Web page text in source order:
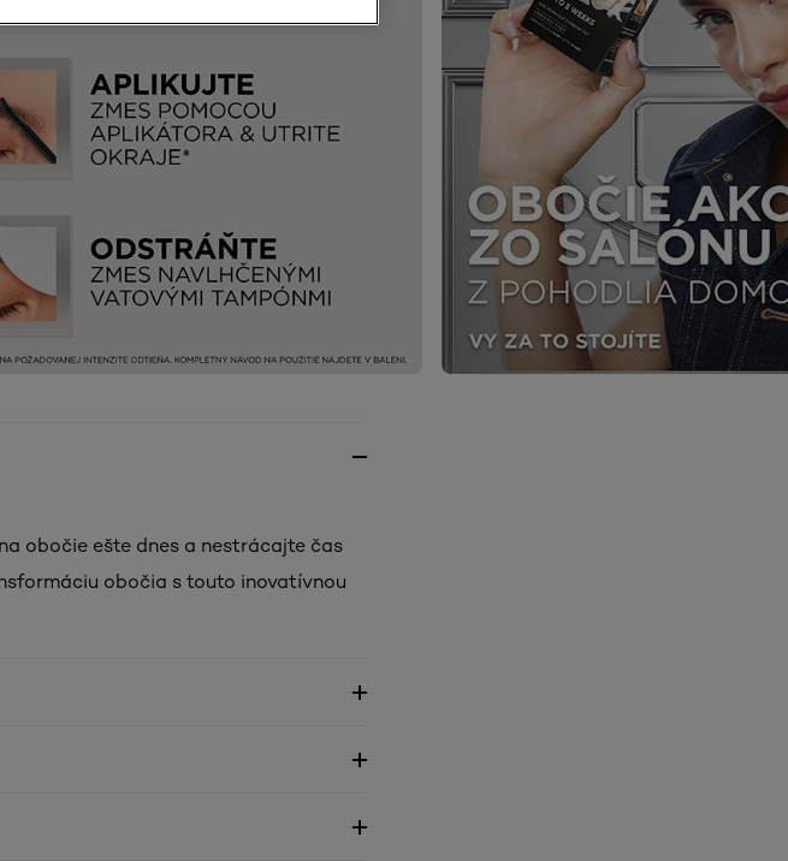
obočie ešte dnes a nestrácajte čas
obočia s touto inovatívnou